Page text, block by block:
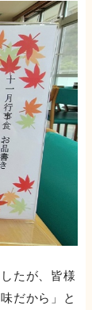
たが、皆様
だから」と